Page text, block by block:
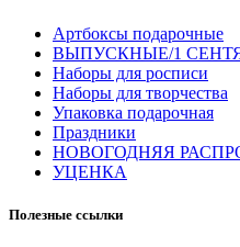
Артбоксы подарочные
ВЫПУСКНЫЕ/1
Наборы для росписи
Наборы для творчества
Упаковка подарочная
Праздники
НОВОГОДНЯЯ
УЦЕНКА
Полезные ссылки